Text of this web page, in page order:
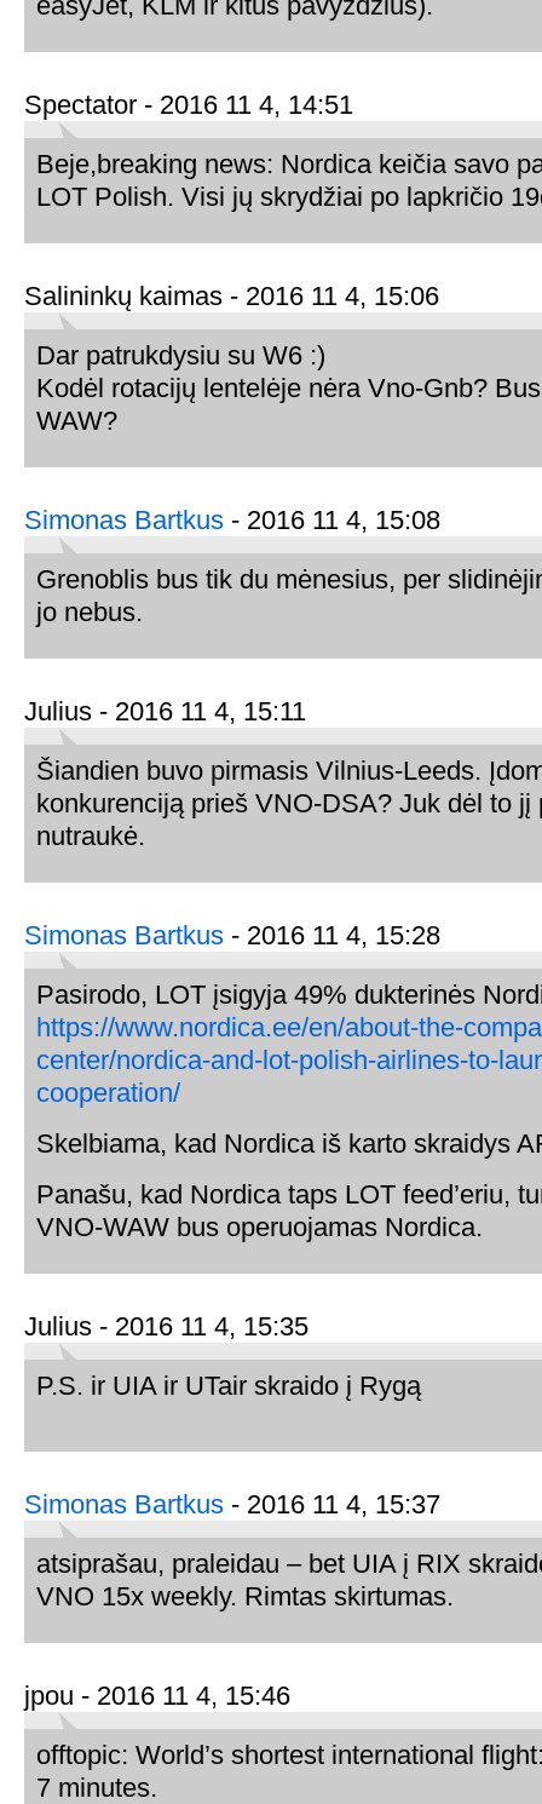
Spectator - 2016 11 4, 14:51
Beje,breaking news: Nordica keičia savo
LOT Polish. Visi jų skrydžiai po lapkričio
Salininkų kaimas - 2016 11 4, 15:06
Dar patrukdysiu su W6 :)
Kodėl rotacijų lentelėje nėra Vno-Gnb?
WAW?
Simonas Bartkus - 2016 11 4, 15:08
Grenoblis bus tik du mėnesius, per
jo nebus.
Julius - 2016 11 4, 15:11
Šiandien buvo pirmasis Vilnius-Leeds.
konkurenciją prieš VNO-DSA? Juk dėl to jį
nutraukė.
Simonas Bartkus - 2016 11 4, 15:28
Pasirodo, LOT įsigyja 49% dukterinės
https://www.nordica.ee/en/about-the-
center/nordica-and-lot-polish-airlines-to-
cooperation/
Skelbiama, kad Nordica iš karto skraidys
Panašu, kad Nordica taps LOT feed’eriu,
VNO-WAW bus operuojamas Nordica.
Julius - 2016 11 4, 15:35
P.S. ir UIA ir UTair skraido į Rygą
Simonas Bartkus - 2016 11 4, 15:37
atsiprašau, praleidau – bet UIA į RIX
VNO 15x weekly. Rimtas skirtumas.
jpou - 2016 11 4, 15:46
offtopic: World’s shortest international
7 minutes.